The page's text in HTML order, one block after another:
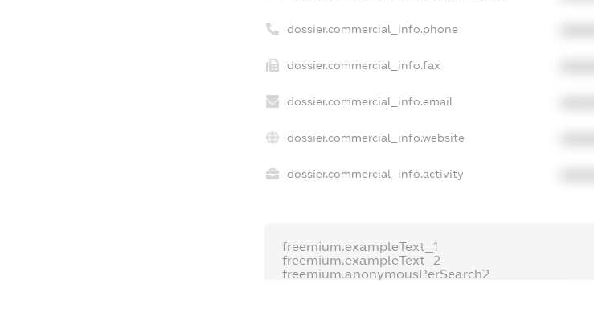
dossier.commercial_info.phone
dossier.commercial_info.fax
dossier.commercial_info.email
dossier.commercial_info.website
dossier.commercial_info.activity
freemium.exampleText_1
freemium.exampleText_2
freemium.anonymousPerSearch2